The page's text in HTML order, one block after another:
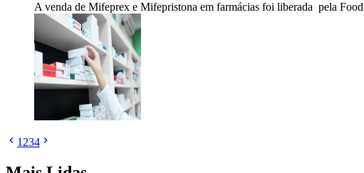
A venda de Mifeprex e Mifepristona em farmácias foi liberada pela
1234